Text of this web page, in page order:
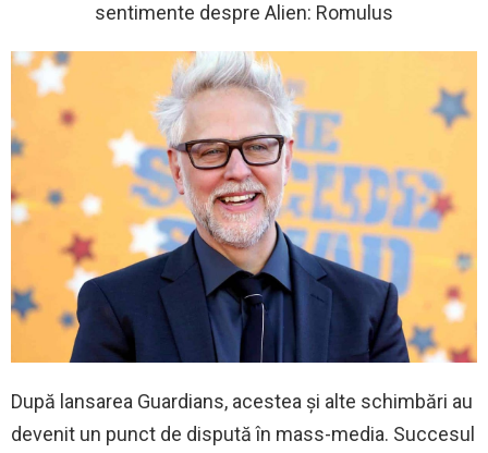
sentimente despre Alien: Romulus
După lansarea Guardians, acestea și alte schimbări au
devenit un punct de dispută în mass-media. Succesul